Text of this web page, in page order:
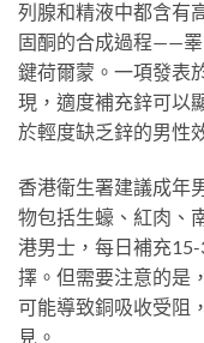
列腺和精液中都含有
固酮的合成過程——
鍵荷爾蒙。一項發表
現，適度補充鋅可以
於輕度缺乏鋅的男性
香港衛生署建議成年
物包括生蠔、紅肉、
港男士，每日補充
擇。但需要注意的是
可能導致銅吸收受阻
見。